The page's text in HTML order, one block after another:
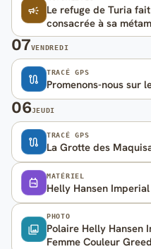
Le refuge de Turia
consacrée à sa
07VENDREDI
TRACÉ GPS
Promenons-nous sur
06JEUDI
TRACÉ GPS
La Grotte des
MATÉRIEL
Helly Hansen
PHOTO
Polaire Helly Hansen
Femme Couleur